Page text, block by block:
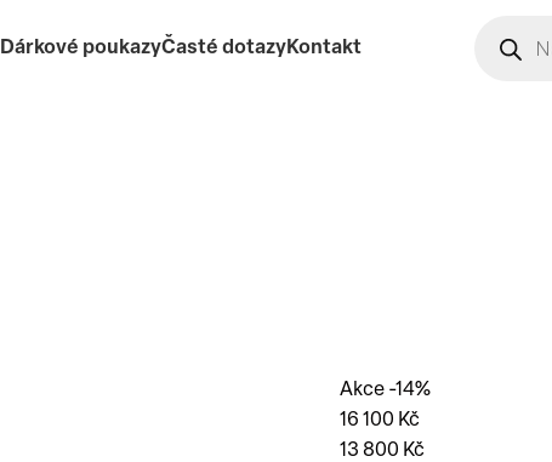
Dárkové poukazyČasté dotazyKontakt
Akce -14%
16 100 Kč
13 800 Kč